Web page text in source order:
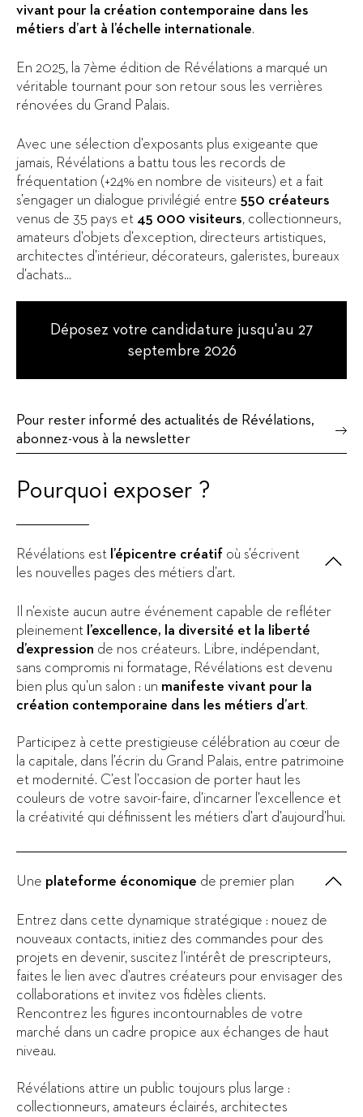
vivant pour la création contemporaine dans les
métiers d’art à l’échelle internationale.
En 2025, la 7ème édition de Révélations a marqué un
véritable tournant pour son retour sous les verrières
rénovées du Grand Palais.
Avec une sélection d’exposants plus exigeante que
jamais, Révélations a battu tous les records de
fréquentation (+24% en nombre de visiteurs) et a fait
s’engager un dialogue privilégié entre 550 créateurs
venus de 35 pays et 45 000 visiteurs, collectionneurs,
amateurs d’objets d’exception, directeurs artistiques,
architectes d’intérieur, décorateurs, galeristes, bureaux
d’achats...
Déposez votre candidature jusqu'au 27
septembre 2026
Pour rester informé des actualités de Révélations,
abonnez-vous à la newsletter
Pourquoi exposer ?
Révélations est l’épicentre créatif où s’écrivent
les nouvelles pages des métiers d’art.
Il n’existe aucun autre événement capable de refléter
pleinement l’excellence, la diversité et la liberté
d’expression de nos créateurs. Libre, indépendant,
sans compromis ni formatage, Révélations est devenu
bien plus qu’un salon : un manifeste vivant pour la
création contemporaine dans les métiers d’art.
Participez à cette prestigieuse célébration au cœur de
la capitale, dans l’écrin du Grand Palais, entre patrimoine
et modernité. C’est l’occasion de porter haut les
couleurs de votre savoir-faire, d’incarner l’excellence et
la créativité qui définissent les métiers d’art d’aujourd’hui.
Une plateforme économique de premier plan
Entrez dans cette dynamique stratégique : nouez de
nouveaux contacts, initiez des commandes pour des
projets en devenir, suscitez l’intérêt de prescripteurs,
faites le lien avec d’autres créateurs pour envisager des
collaborations et invitez vos fidèles clients.
Rencontrez les figures incontournables de votre
marché dans un cadre propice aux échanges de haut
niveau.
Révélations attire un public toujours plus large :
collectionneurs, amateurs éclairés, architectes